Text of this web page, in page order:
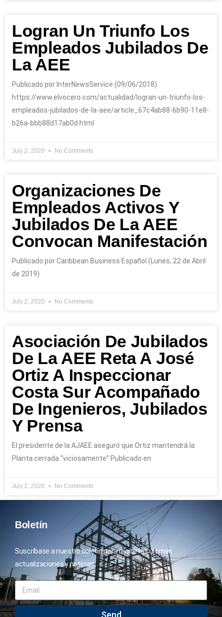
Logran Un Triunfo Los
Empleados Jubilados De
La AEE
Publicado por InterNewsService (09/06/2018)
https://www.elvocero.com/actualidad/logran-un-triunfo-los-
empleados-jubilados-de-la-aee/article_67c4ab88-6b90-11e8-
b26a-bbb88d17ab0d.html
July 2, 2020 No Comments
Organizaciones De
Empleados Activos Y
Jubilados De La AEE
Convocan Manifestación
Publicado por Caribbean Business Español (Lunes, 22 de Abril
de 2019)
July 2, 2020 No Comments
Asociación De Jubilados
De La AEE Reta A José
Ortiz A Inspeccionar
Costa Sur Acompañado
De Ingenieros, Jubilados
Y Prensa
El presidente de la AJAEE aseguró que Ortiz mantendrá la
Planta cerrada “viciosamente” Publicado en
July 2, 2020 No Comments
Boletín
Suscríbase a nuestro boletín para recibir las últimas
actualizaciones y noticias.
Send